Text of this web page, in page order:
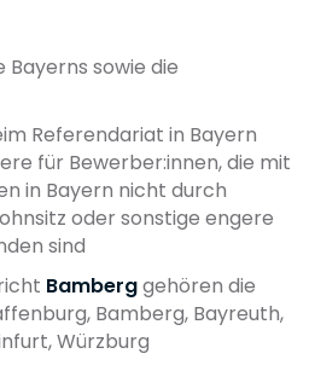
Bayerns sowie die
Referendariat in Bayern
für Bewerber:innen, die mit
in Bayern nicht durch
oder sonstige engere
sind
Bamberggehören die
Bamberg, Bayreuth,
Würzburg